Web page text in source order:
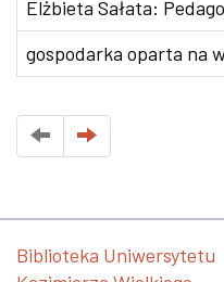
Elżbieta Sałata:
gospodarka oparta na
Biblioteka Uniwersytetu